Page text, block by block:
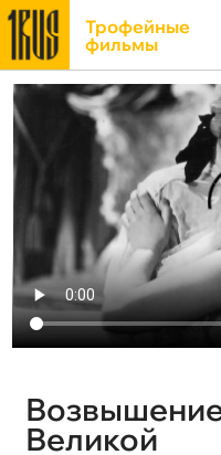
Трофейные
фильмы
Великой